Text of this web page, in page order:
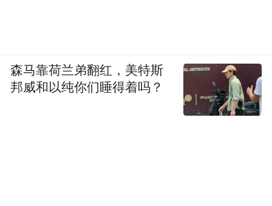
森马靠荷兰弟翻红，美特斯
邦威和以纯你们睡得着吗？